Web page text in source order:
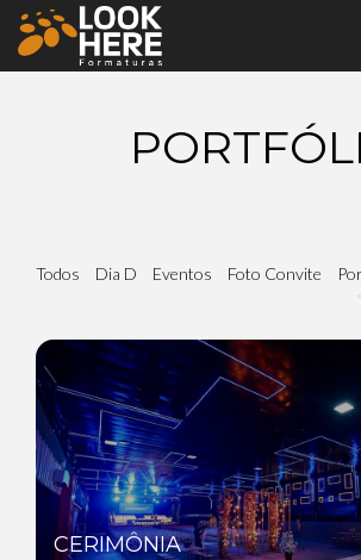
Todos Dia D Eventos Foto Convite
CERIMÔNIA